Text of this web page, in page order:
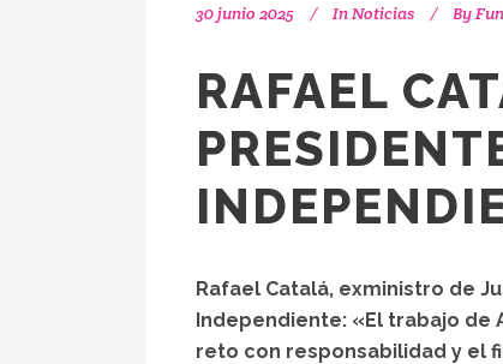
30 junio 2025 InNoticias By
RAFAEL
Rafael Catalá, exministro de
Independiente: «El trabajo de
reto con responsabilidad y el